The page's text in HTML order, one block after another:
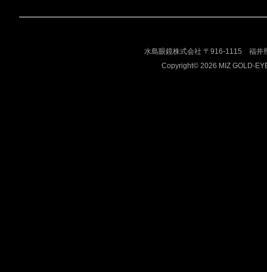
水島眼鏡株式会社 〒916-1115 福井
Copyright© 2026 MIZ GOLD-